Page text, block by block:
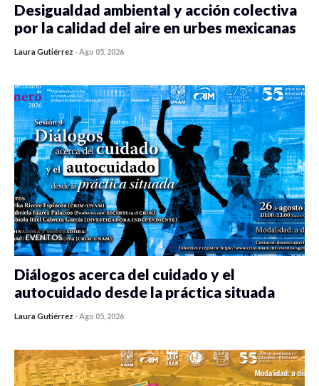
Desigualdad ambiental y acción colectiva
por la calidad del aire en urbes mexicanas
Laura Gutiérrez -Ago 05, 2026
EVENTOS
Diálogos acerca del cuidado y el
autocuidado desde la práctica situada
Laura Gutiérrez -Ago 05, 2026